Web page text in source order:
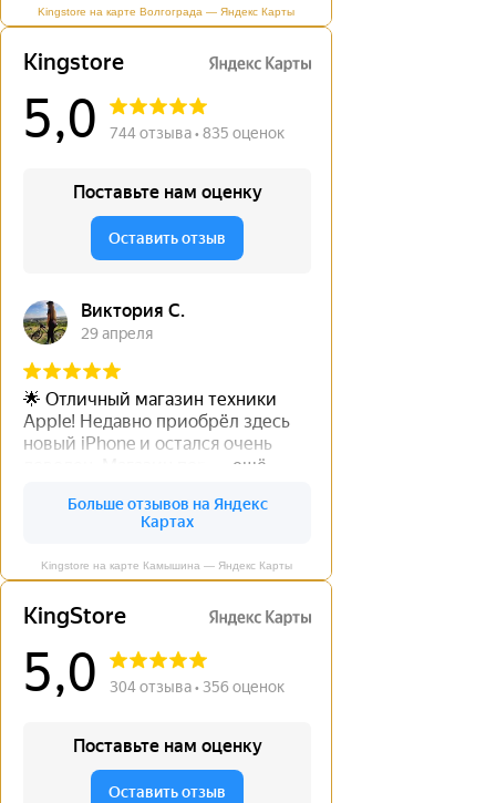
Kingstore на карте Волгограда — Яндекс Карты
Kingstore на карте Камышина — Яндекс Карты